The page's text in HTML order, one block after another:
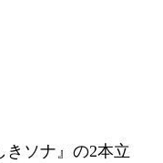
きソナ』の2本立